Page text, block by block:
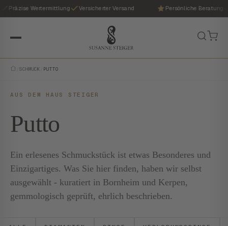
Präzise Wertermittlung Versicherter Versand Persönliche Beratung
SCHMUCK PUTTO
AUS DEM HAUS STEIGER
Putto
Ein erlesenes Schmuckstück ist etwas Besonderes und
Einzigartiges. Was Sie hier finden, haben wir selbst
ausgewählt - kuratiert in Bornheim und Kerpen,
gemmologisch geprüft, ehrlich beschrieben.